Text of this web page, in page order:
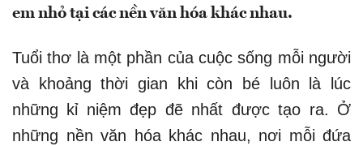
em nhỏ tại các nền văn hóa khác nhau.
Tuổi thơ là một phần của cuộc sống mỗi người
và khoảng thời gian khi còn bé luôn là lúc
những kỉ niệm đẹp đẽ nhất được tạo ra. Ở
những nền văn hóa khác nhau, nơi mỗi đứa